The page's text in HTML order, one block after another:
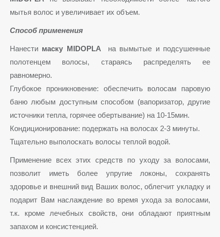
мытья волос и увеличивает их объем.
Способ применения
Нанести маску MIDOPLA
на вымытые и подсушенные
полотенцем волосы, стараясь распределять ее
равномерно.
Глубокое проникновение: обеспечить волосам паровую
баню любым доступным способом (вапоризатор, другие
источники тепла, горячее обертывание) на 10-15мин.
Кондиционирование: подержать на волосах 2-3 минуты.
Тщательно выполоскать волосы теплой водой.
Применение всех этих средств по уходу за волосами,
позволит иметь более упругие локоны, сохранять
здоровье и внешний вид Ваших волос, облегчит укладку и
подарит Вам наслаждение во время ухода за волосами,
т.к. кроме лечебных свойств, они обладают приятным
запахом и консистенцией.